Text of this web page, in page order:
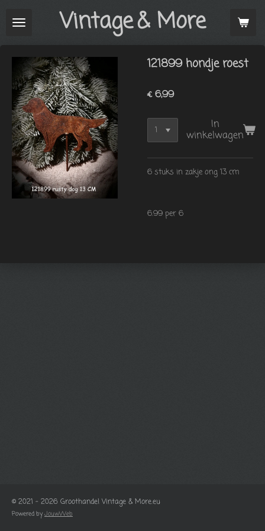
direct
hoofdinhoud
Vintage& More
121899 hondje roest
€ 6,99
In
winkelwagen
6 stuks in zakje ong 13 cm
6.99 per 6
© 2021 - 2026 Groothandel Vintage & More.eu
Powered by JouwWeb